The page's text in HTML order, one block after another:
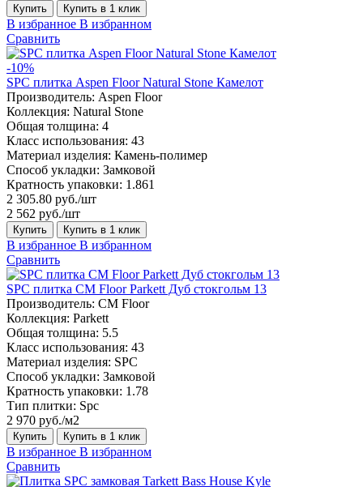
Купить Купить в 1 клик
В избранное В избранном
Сравнить
-10%
SPC плитка Aspen Floor Natural Stone Камелот
Производитель: Aspen Floor
Коллекция: Natural Stone
Общая толщина: 4
Класс использования: 43
Материал изделия: Камень-полимер
Способ укладки: Замковой
Кратность упаковки: 1.861
2 305.80 руб./шт
2 562 руб./шт
Купить Купить в 1 клик
В избранное В избранном
Сравнить
SPC плитка CM Floor Parkett Дуб стокгольм 13
Производитель: CM Floor
Коллекция: Parkett
Общая толщина: 5.5
Класс использования: 43
Материал изделия: SPC
Способ укладки: Замковой
Кратность упаковки: 1.78
Тип плитки: Spc
2 970 руб./м2
Купить Купить в 1 клик
В избранное В избранном
Сравнить